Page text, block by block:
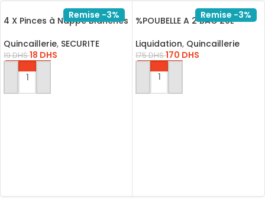
Remise -3%
4 X Pinces à Nappe Blanches
Clip
Quincaillerie, SECURITE
19DHS18 DHS
AJOUTER AU PANIER
Remise -3%
%POUBELLE A 2 BAC 20L
Liquidation, Quincaillerie
175DHS170 DHS
AJOUTER AU PANIER